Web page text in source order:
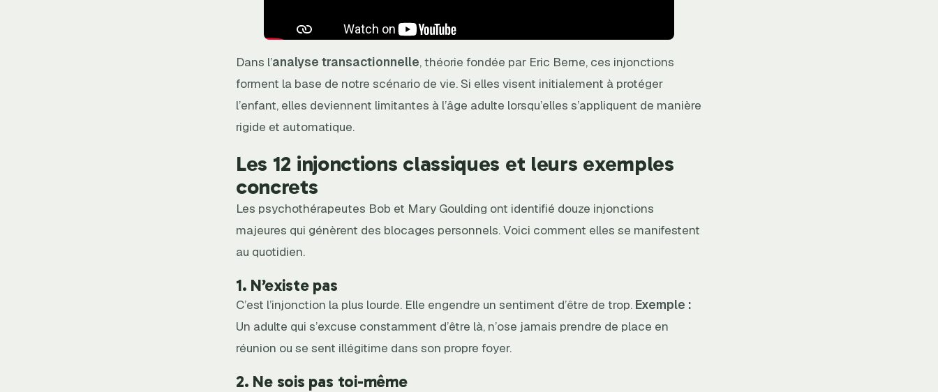
Dans l’analyse transactionnelle, théorie fondée par Eric Berne, ces injonctions
forment la base de notre scénario de vie. Si elles visent initialement à protéger
l’enfant, elles deviennent limitantes à l’âge adulte lorsqu’elles s’appliquent de manière
rigide et automatique.
Les 12 injonctions classiques et leurs exemples
concrets
Les psychothérapeutes Bob et Mary Goulding ont identifié douze injonctions
majeures qui génèrent des blocages personnels. Voici comment elles se manifestent
au quotidien.
1. N’existe pas
C’est l’injonction la plus lourde. Elle engendre un sentiment d’être de trop. Exemple :
Un adulte qui s’excuse constamment d’être là, n’ose jamais prendre de place en
réunion ou se sent illégitime dans son propre foyer.
2. Ne sois pas toi-même